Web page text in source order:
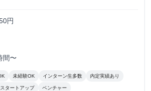
円
間〜
未経験OK インターン生多数 内定実績あり
スタートアップ ベンチャー